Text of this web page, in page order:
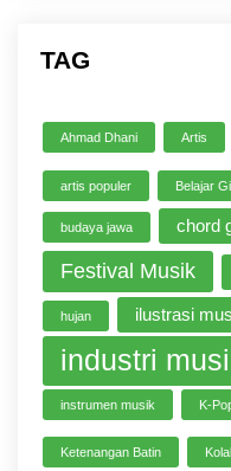
TAG
Ahmad Dhani Artis
artis populer Belajar
budaya jawa chord
Festival Musik
hujan ilustrasi
industri
instrumen musik K-
Ketenangan Batin